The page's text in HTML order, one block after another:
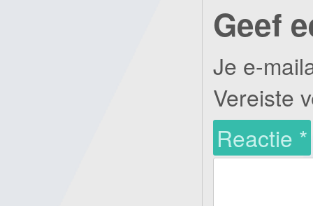
Geef
Je e-
Vereiste
Reactie *